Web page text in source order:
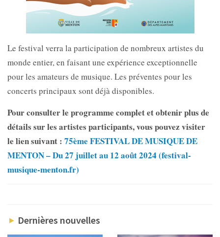
Le festival verra la participation de nombreux artistes du
monde entier, en faisant une expérience exceptionnelle
pour les amateurs de musique. Les préventes pour les
concerts principaux sont déjà disponibles.
Pour consulter le programme complet et obtenir plus de
détails sur les artistes participants, vous pouvez visiter
le lien suivant : 75ème FESTIVAL DE MUSIQUE DE
MENTON – Du 27 juillet au 12 août 2024 (festival-
musique-menton.fr)
Dernières nouvelles